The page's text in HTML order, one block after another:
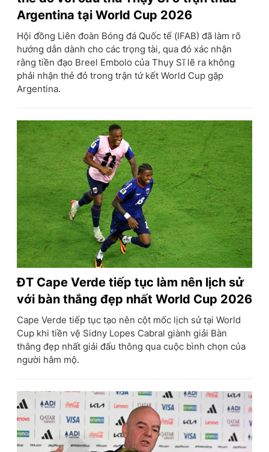
Argentina tại World Cup 2026
Hội đồng Liên đoàn Bóng đá Quốc tế (IFAB) đã làm rõ
hướng dẫn dành cho các trọng tài, qua đó xác nhận
rằng tiền đạo Breel Embolo của Thụy Sĩ lẽ ra không
phải nhận thẻ đỏ trong trận tứ kết World Cup gặp
Argentina.
ĐT Cape Verde tiếp tục làm nên lịch sử
với bàn thắng đẹp nhất World Cup 2026
Cape Verde tiếp tục tạo nên cột mốc lịch sử tại World
Cup khi tiền vệ Sidny Lopes Cabral giành giải Bàn
thắng đẹp nhất giải đấu thông qua cuộc bình chọn của
người hâm mộ.